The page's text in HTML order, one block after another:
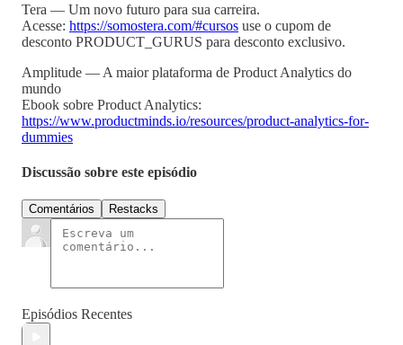
Tera — Um novo futuro para sua carreira.
Acesse: ⁠⁠⁠ https://somostera.com/#cursos ⁠⁠⁠ use o cupom de
desconto PRODUCT_GURUS para desconto exclusivo.
Amplitude — A maior plataforma de Product Analytics do
mundo
Ebook sobre Product Analytics:
https://www.productminds.io/resources/product-analytics-for-
dummies
Discussão sobre este episódio
Comentários Restacks
Episódios Recentes